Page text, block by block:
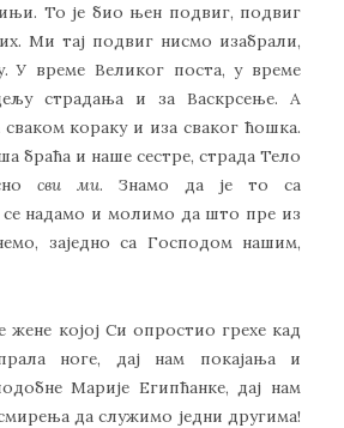
То је био њен подвиг, подвиг
Ми тај подвиг нисмо изабрали,
У време Великог поста, у време
страдања и за Васкрсење. А
сваком кораку и иза сваког ћошка.
браћа и наше сестре, страда Тело
сви ми. Знамо да је то са
надамо и молимо да што пре из
заједно са Господом нашим,
жене којој Си опростио грехе кад
ноге, дај нам покајања и
Марије Египћанке, дај нам
да служимо једни другима!